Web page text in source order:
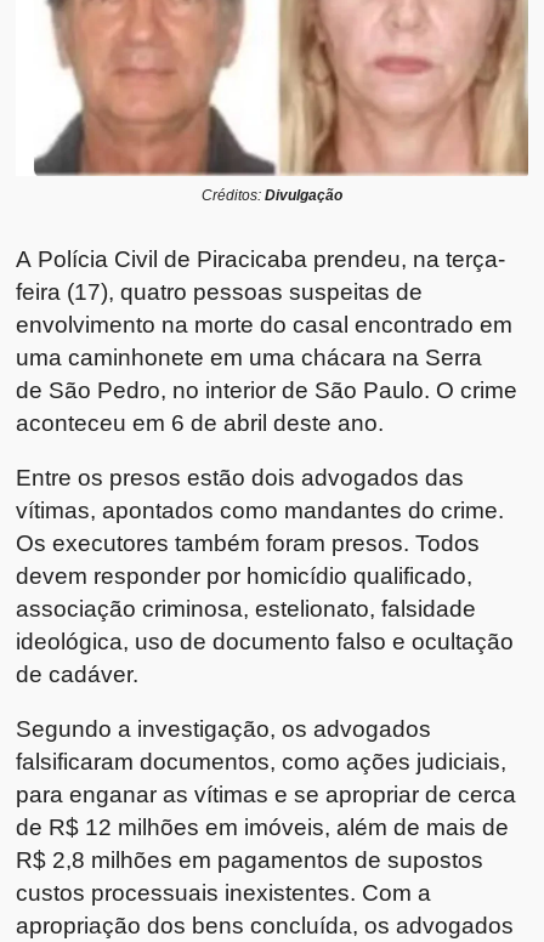
Créditos: Divulgação
A Polícia Civil de Piracicaba prendeu, na terça-
feira (17), quatro pessoas suspeitas de
envolvimento na morte do casal encontrado em
uma caminhonete em uma chácara na Serra
de São Pedro, no interior de São Paulo. O crime
aconteceu em 6 de abril deste ano.
Entre os presos estão dois advogados das
vítimas, apontados como mandantes do crime.
Os executores também foram presos. Todos
devem responder por homicídio qualificado,
associação criminosa, estelionato, falsidade
ideológica, uso de documento falso e ocultação
de cadáver.
Segundo a investigação, os advogados
falsificaram documentos, como ações judiciais,
para enganar as vítimas e se apropriar de cerca
de R$ 12 milhões em imóveis, além de mais de
R$ 2,8 milhões em pagamentos de supostos
custos processuais inexistentes. Com a
apropriação dos bens concluída, os advogados